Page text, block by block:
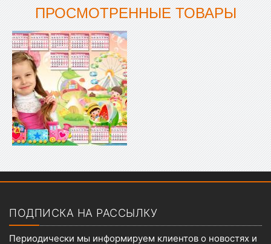
ПРОСМОТРЕННЫЕ ТОВАРЫ
ПОДПИСКА НА РАССЫЛКУ
Периодически мы информируем клиентов о новостях и